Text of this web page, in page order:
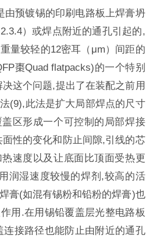
由预镀锡的印刷电路板上焊膏坍
）或焊点附近的通孔引起的,
量较轻的12密耳（μm）间距的
棗Quad flatpacks)的一个特别
这个问题,提出了在装配之前用
(9),此法是扩大局部焊点的尺寸
区形成一个可控制的局部焊接
性的变化和防止间隙,引线的芯
速度以及让底面比顶面受热更
润湿速度较慢的焊剂,较高的活
膏(如混有锡粉和铅粉的焊膏)也
用.在用锡铅覆盖层光整电路板
接路径也能防止由附近的通孔